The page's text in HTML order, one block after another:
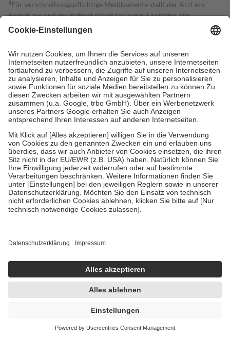
4Für verschreibungspflichtige Medikamente stellt der Arzt ein
Rezept aus und der Patient erhält sie in der Apotheke. Die
gesetzliche Krankenversicherung übernimmt in der Regel die
Kosten dafür, der Versicherte trägt einen Teil davon als Zuzahlung
Grundsätzlich leisten Mitglieder Zuzahlungen in Höhe von zehn
Prozent des Abgabepreises,mindestens jedochfünf Euround
höchstens zehn Euro.Es sind jedoch nie mehr als die tatsächlichen
Kosten der Leistung zu entrichten.
Diese Regeln gelten grundsätzlich auch für Online-Apotheken.
Bei Heilmitteln und häuslicher Krankenpflege beträgt die
Zuzahlung zehn Prozent der Kosten sowie zehn Euro je
Verordnung.
Um das Engagement der Versicherten für ihre eigene Gesundheit zu
stärken und die besondere Stellung der Familie zu unterstützen,
fallenkeine Zuzahlungenan bei:
• Kindern und Jugendlichen bis zum vollendeten 18. Lebensjahr
mit Ausnahme der Fahrkosten
• Untersuchungen zur Vorsorge und Früherkennung, die von der
GKV getragen werden
Einholung von Bewertungen. Trusted Shops hat Maßnahmen
getroffen, um sicherzustellen, dass es sich um echte Bewertungen
handelt. Mehr Informationen findest du hier:
https://help.etrusted.com/hc/de/articles/4419944605341